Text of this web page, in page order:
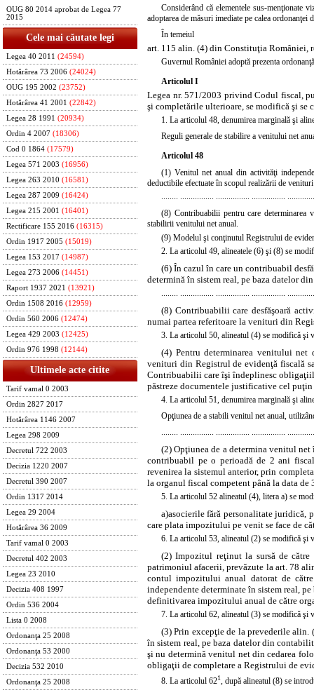
OUG 80 2014 aprobat de Legea 77
2015
Cele mai căutate legi
Legea 40 2011 (24594)
Hotărârea 73 2006 (24024)
OUG 195 2002 (23752)
Hotărârea 41 2001 (22842)
Legea 28 1991 (20934)
Ordin 4 2007 (18306)
Cod 0 1864 (17579)
Legea 571 2003 (16956)
Legea 263 2010 (16581)
Legea 287 2009 (16424)
Legea 215 2001 (16401)
Rectificare 155 2016 (16315)
Ordin 1917 2005 (15019)
Legea 153 2017 (14987)
Legea 273 2006 (14451)
Raport 1937 2021 (13921)
Ordin 1508 2016 (12959)
Ordin 560 2006 (12474)
Legea 429 2003 (12425)
Ordin 976 1998 (12144)
Ultimele acte citite
Tarif vamal 0 2003
Ordin 2827 2017
Hotărârea 1146 2007
Legea 298 2009
Decretul 722 2003
Decizia 1220 2007
Decretul 390 2007
Ordin 1317 2014
Legea 29 2004
Hotărârea 36 2009
Tarif vamal 0 2003
Decretul 402 2003
Legea 23 2010
Decizia 408 1997
Ordin 536 2004
Lista 0 2008
Ordonanţa 25 2008
Ordonanţa 53 2000
Decizia 532 2010
Ordonanţa 25 2008
Considerând că elementele sus-menţionate
adoptarea de măsuri imediate pe calea ordonanţei
În temeiul
art. 115 alin. (4) din Constituţia României,
Guvernul României adoptă prezenta
Articolul I
Legea nr. 571/2003 privindCodul fiscal,
şi completările ulterioare, se modifică şi se
1. La articolul 48, denumirea marginală şi
Reguli generale de stabilire a venitului net
Articolul 48
(1) Venitul net anual din activităţi
deductibile efectuate în scopul realizării de
(8) Contribuabilii pentru care determinarea
stabilirii venitului net anual.
(9) Modelul şi conţinutul Registrului de
2. La articolul 49, alineatele (6) şi (8) se
(6) În cazul în care un contribuabil
determină în sistem real, pe baza datelor
(8) Contribuabilii care desfăşoară
numai partea referitoare la venituri din
3. La articolul 50, alineatul (4) se modifică şi
(4) Pentru determinarea venitului
venituri din Registrul de evidenţă fiscală
Contribuabilii care îşi îndeplinesc
păstreze documentele justificative cel
4. La articolul 51, denumirea marginală şi
Opţiunea de a stabili venitul net anual,
(2) Opţiunea de a determina venitul
contribuabil pe o perioadă de 2 ani
revenirea la sistemul anterior, prin
la organul fiscal competent până la data
5. La articolul 52 alineatul (4), litera a) se
a)asocierile fără personalitate juridică,
care plata impozitului pe venit se face de
6. La articolul 53, alineatul (2) se modifică şi
(2) Impozitul reţinut la sursă de
patrimoniul afacerii, prevăzute la art. 78
contul impozitului anual datorat de
independente determinate în sistem real,
definitivarea impozitului anual de către
7. La articolul 62, alineatul (3) se modifică şi
(3) Prin excepţie de la prevederile
în sistem real, pe baza datelor din
şi nu determină venitul net din cedarea
obligaţii de completare a Registrului de
8. La articolul 621 , după alineatul (8) se